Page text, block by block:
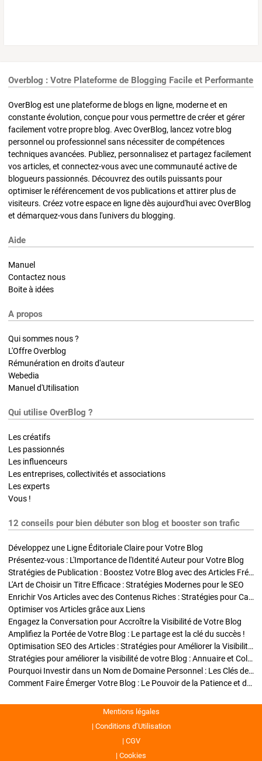
Overblog : Votre Plateforme de Blogging Facile et Performante
OverBlog est une plateforme de blogs en ligne, moderne et en
constante évolution, conçue pour vous permettre de créer et gérer
facilement votre propre blog. Avec OverBlog, lancez votre blog
personnel ou professionnel sans nécessiter de compétences
techniques avancées. Publiez, personnalisez et partagez facilement
vos articles, et connectez-vous avec une communauté active de
blogueurs passionnés. Découvrez des outils puissants pour
optimiser le référencement de vos publications et attirer plus de
visiteurs. Créez votre espace en ligne dès aujourd'hui avec OverBlog
et démarquez-vous dans l'univers du blogging.
Aide
Manuel
Contactez nous
Boite à idées
A propos
Qui sommes nous ?
L'Offre Overblog
Rémunération en droits d'auteur
Webedia
Manuel d'Utilisation
Qui utilise OverBlog ?
Les créatifs
Les passionnés
Les influenceurs
Les entreprises, collectivités et associations
Les experts
Vous !
12 conseils pour bien débuter son blog et booster son trafic
Développez une Ligne Éditoriale Claire pour Votre Blog
Présentez-vous : L'Importance de l'Identité Auteur pour Votre Blog
Stratégies de Publication : Boostez Votre Blog avec des Articles Fréquents et Exclusifs
L'Art de Choisir un Titre Efficace : Stratégies Modernes pour le SEO
Enrichir Vos Articles avec des Contenus Riches : Stratégies pour Captiver et Optimiser
Optimiser vos Articles grâce aux Liens
Engagez la Conversation pour Accroître la Visibilité de Votre Blog
Amplifiez la Portée de Votre Blog : Le partage est la clé du succès !
Optimisation SEO des Articles : Stratégies pour Améliorer la Visibilité de Votre Blog
Stratégies pour améliorer la visibilité de votre Blog : Annuaire et Collaborations
Pourquoi Investir dans un Nom de Domaine Personnel : Les Clés de la Réussite de Votre Blog
Comment Faire Émerger Votre Blog : Le Pouvoir de la Patience et de la Persévérance
Mentions légales
Conditions d’Utilisation
CGV
Cookies